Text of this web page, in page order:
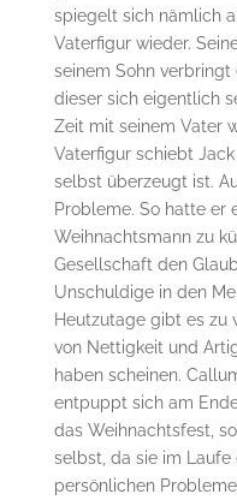
spiegelt sich nämlich
Vaterfigur wieder.
seinem Sohn
dieser sich eigentlich
Zeit mit seinem Vater
Vaterfigur schiebt
selbst überzeugt ist.
Probleme. So hatte er
Weihnachtsmann zu
Gesellschaft den
Unschuldige in den
Heutzutage gibt es zu
von Nettigkeit und
haben scheinen.
entpuppt sich am
das Weihnachtsfest,
selbst, da sie im Laufe
persönlichen